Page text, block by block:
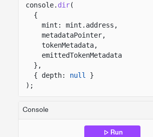
console. dir(
{
mint: mint.address,
metadataPointer,
tokenMetadata,
emittedTokenMetadata
},
{ depth:
null
}
);
Console
Run